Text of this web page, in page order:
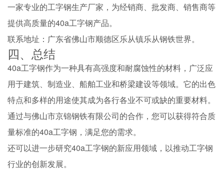
一家专业的工字钢生产厂家，为经销商、批发商、销售商等
提供高质量的40a工字钢产品。
联系地址：广东省佛山市顺德区乐从镇乐从钢铁世界。
四、总结
40a工字钢作为一种具有高强度和耐腐蚀性的材料，广泛应
用于建筑、制造业、船舶工业和桥梁建设等领域。它的出色
特点和多样的用途使其成为各行各业不可或缺的重要材料。
通过与佛山市京锦钢铁有限公司的合作，您可以获得符合质
量标准的40a工字钢，满足您的需求。
还可以进一步研究40a工字钢的新应用领域，以推动工字钢
行业的创新发展。